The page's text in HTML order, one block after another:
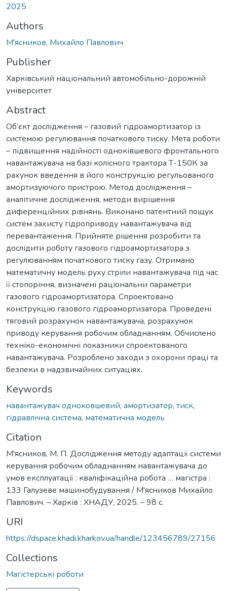
2025
Authors
М'ясников, Михайло Павлович
Publisher
Харківський національний автомобільно-дорожній
університет
Abstract
Об’єкт дослідження – газовий гідроамортизатор із
системою регулювання початкового тиску. Мета роботи
– підвищення надійності одноківшевого фронтального
навантажувача на базі колісного трактора Т-150К за
рахунок введення в його конструкцію регульованого
амортизуючого пристрою. Метод дослідження –
аналітичне дослідження, методи вирішення
диференційних рівнянь. Виконано патентний пощук
систем захисту гідроприводу навантажувача від
перевантаження. Прийняте рішення розробити та
дослідити роботу газового гідроамортизатора з
регулюванням початкового тиску газу. Отримано
математичну модель руху стріли навантажувача під час
її стопоріння, визначені раціональни параметри
газового гідроамортизатора. Спроектовано
конструкцію газового гідроамортизатора. Проведені
тяговий розрахунок навантажувача, розрахунок
приводу керування робочим обладнанням. Обчислено
техніко-економічні показники спроектованого
навантажувача. Розроблено заходи з охорони праці та
безпеки в надзвичайних ситуаціях.
Keywords
навантажувач одноковшевий, амортизатор, тиск,
гідравлічна система, математична модель
Citation
М'ясников, М. П. Дослідження методу адаптації системи
керування робочим обладнанням навантажувача до
умов експлуатації : кваліфікаційна робота … магістра :
133 Галузеве машинобудування / М'ясников Михайло
Павлович. – Харків : ХНАДУ, 2025. – 98 с.
URI
https://dspace.khadi.kharkov.ua/handle/123456789/27156
Collections
Магістерські роботи